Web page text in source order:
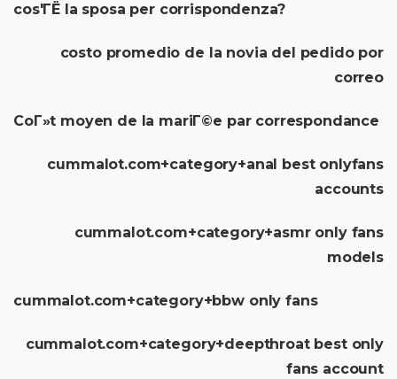
cos'ГЁ la sposa per corrispondenza?
costo promedio de la novia del pedido por
correo
CoГ»t moyen de la mariГ©e par correspondance
cummalot.com+category+anal best onlyfans
accounts
cummalot.com+category+asmr only fans
models
cummalot.com+category+bbw only fans
cummalot.com+category+deepthroat best only
fans account